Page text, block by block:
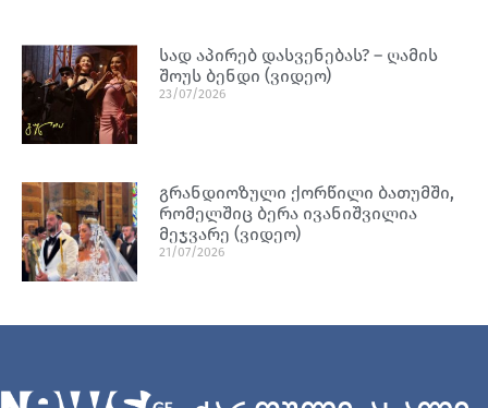
სად აპირებ დასვენებას? – ღამის
შოუს ბენდი (ვიდეო)
23/07/2026
გრანდიოზული ქორწილი ბათუმში,
რომელშიც ბერა ივანიშვილია
მეჯვარე (ვიდეო)
21/07/2026